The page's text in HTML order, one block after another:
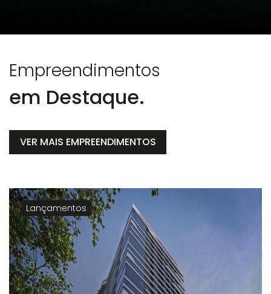
Empreendimentos
em Destaque.
VER MAIS EMPREENDIMENTOS
Lançamentos